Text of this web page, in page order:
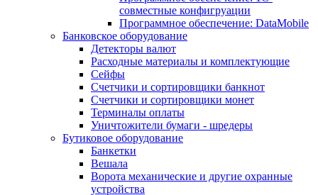
совместные конфигруации
Программное обеспечение: DataMobile
Банковское оборудование
Детекторы валют
Расходные материалы и комплектующие
Сейфы
Счетчики и сортировщики банкнот
Счетчики и сортировщики монет
Терминалы оплаты
Уничтожители бумаги - шредеры
Бутиковое оборудование
Банкетки
Вешала
Ворота механические и другие охранные
устройства